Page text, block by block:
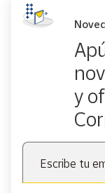
y
Escribe tu